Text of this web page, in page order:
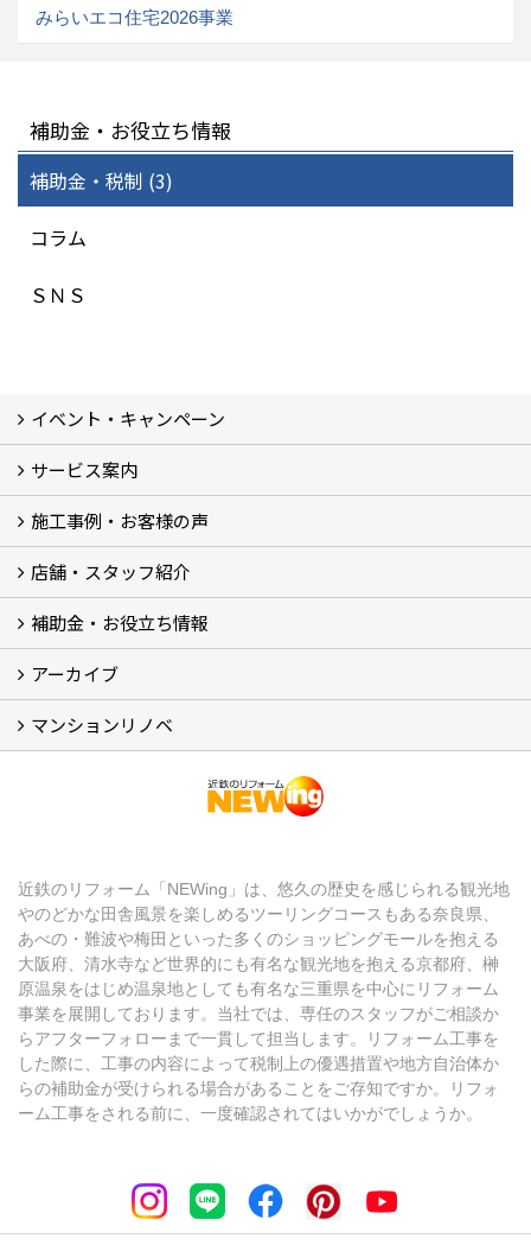
みらいエコ住宅2026事業
補助金・お役立ち情報
補助金・税制 (3)
コラム
ＳＮＳ
イベント・キャンペーン
最新のイベント・キャンペーン情報
過去のイベント・キャンペーン
サービス案内
リフォームメニュー (17)
マンションリノベ
外壁塗装リフォーム
防音室リフォーム
近鉄不動産のドッグリフォーム by K・DogSpa
住まいの無料点検
リフォームの流れ
リフォーム成功のQ＆A
保証とアフターサービス
私たちが大切にしていること
安心のリフォーム体制
施工担当者の想い
多種多様なニーズに応える提案力
施工事例・お客様の声
施工事例集
ビフォーアフター集
お客様の声
店舗・スタッフ紹介
店舗 (12)
スタッフ
Googleクチコミ評価
近鉄のリフォーム NEWing (2)
補助金・お役立ち情報
補助金・税制 (3)
コラム
ＳＮＳ
アーカイブ
【アーカイブ】近鉄の健康コラム（全9回） (10)
【アーカイブ】住まいのお役立ち情報（全10回） (11)
マンションリノベ
近鉄のリフォーム「NEWing」は、悠久の歴史を感じられる観光地
やのどかな田舎風景を楽しめるツーリングコースもある奈良県、
あべの・難波や梅田といった多くのショッピングモールを抱える
大阪府、清水寺など世界的にも有名な観光地を抱える京都府、榊
原温泉をはじめ温泉地としても有名な三重県を中心にリフォーム
事業を展開しております。当社では、専任のスタッフがご相談か
らアフターフォローまで一貫して担当します。リフォーム工事を
した際に、工事の内容によって税制上の優遇措置や地方自治体か
らの補助金が受けられる場合があることをご存知ですか。リフォ
ーム工事をされる前に、一度確認されてはいかがでしょうか。